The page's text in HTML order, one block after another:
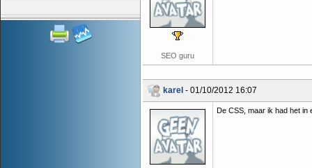
SEO guru
karel - 01/10/2012 16:07
De CSS, maar ik had het in